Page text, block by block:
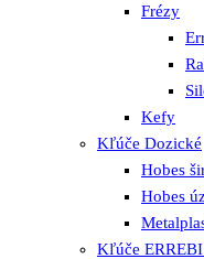
Frézy
Kefy
Kľúče Dozické
Hobes
Hobes
Kľúče